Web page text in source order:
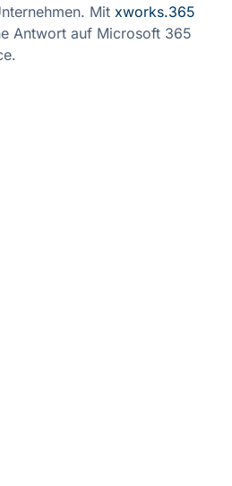
Mit xworks.365
Antwort auf Microsoft 365